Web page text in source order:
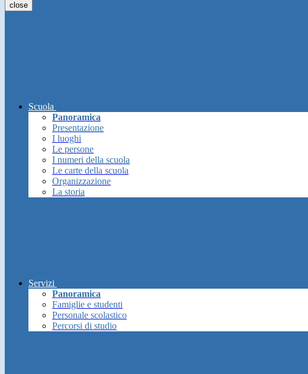
close
Scuola
Panoramica
Presentazione
I luoghi
Le persone
I numeri della scuola
Le carte della scuola
Organizzazione
La storia
Servizi
Panoramica
Famiglie e studenti
Personale scolastico
Percorsi di studio